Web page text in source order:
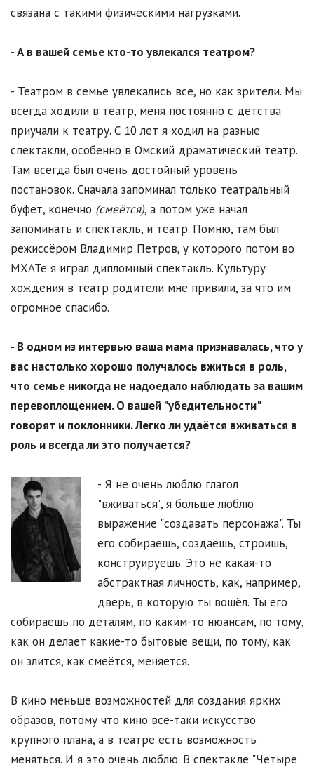
связана с такими физическими нагрузками.
- А в вашей семье кто-то увлекался театром?
- Театром в семье увлекались все, но как зрители. Мы
всегда ходили в театр, меня постоянно с детства
приучали к театру. С 10 лет я ходил на разные
спектакли, особенно в Омский драматический театр.
Там всегда был очень достойный уровень
постановок. Сначала запоминал только театральный
буфет, конечно (смеётся), а потом уже начал
запоминать и спектакль, и театр. Помню, там был
режиссёром Владимир Петров, у которого потом во
МХАТе я играл дипломный спектакль. Культуру
хождения в театр родители мне привили, за что им
огромное спасибо.
- В одном из интервью ваша мама признавалась, что у
вас настолько хорошо получалось вжиться в роль,
что семье никогда не надоедало наблюдать за вашим
перевоплощением. О вашей "убедительности"
говорят и поклонники. Легко ли удаётся вживаться в
роль и всегда ли это получается?
- Я не очень люблю глагол
"вживаться", я больше люблю
выражение "создавать персонажа". Ты
его собираешь, создаёшь, строишь,
конструируешь. Это не какая-то
абстрактная личность, как, например,
дверь, в которую ты вошёл. Ты его
собираешь по деталям, по каким-то нюансам, по тому,
как он делает какие-то бытовые вещи, по тому, как
он злится, как смеётся, меняется.
В кино меньше возможностей для создания ярких
образов, потому что кино всё-таки искусство
крупного плана, а в театре есть возможность
меняться. И я это очень люблю. В спектакле "Четыре